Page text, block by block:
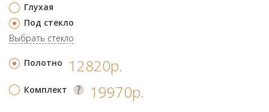
Глухая
Под стекло
Выбрать стекло
Полотно 12820р.
Комплект 19970р.